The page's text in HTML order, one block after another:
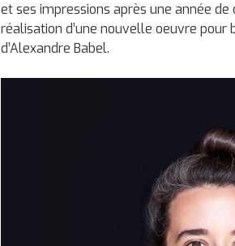
et ses impressions après une année de
réalisation d’une nouvelle oeuvre pour
d’Alexandre Babel.